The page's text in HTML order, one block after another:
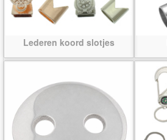
Lederen koord slotjes